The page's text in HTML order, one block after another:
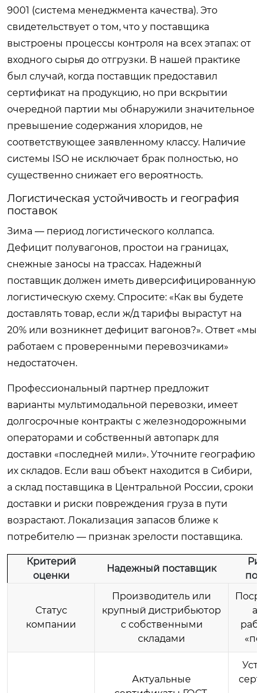
9001 (система менеджмента качества). Это
свидетельствует о том, что у поставщика
выстроены процессы контроля на всех этапах: от
входного сырья до отгрузки. В нашей практике
был случай, когда поставщик предоставил
сертификат на продукцию, но при вскрытии
очередной партии мы обнаружили значительное
превышение содержания хлоридов, не
соответствующее заявленному классу. Наличие
системы ISO не исключает брак полностью, но
существенно снижает его вероятность.
Логистическая устойчивость и география
поставок
Зима — период логистического коллапса.
Дефицит полувагонов, простои на границах,
снежные заносы на трассах. Надежный
поставщик должен иметь диверсифицированную
логистическую схему. Спросите: «Как вы будете
доставлять товар, если ж/д тарифы вырастут на
20% или возникнет дефицит вагонов?». Ответ «мы
работаем с проверенными перевозчиками»
недостаточен.
Профессиональный партнер предложит
варианты мультимодальной перевозки, имеет
долгосрочные контракты с железнодорожными
операторами и собственный автопарк для
доставки «последней мили». Уточните географию
их складов. Если ваш объект находится в Сибири,
а склад поставщика в Центральной России, сроки
доставки и риски повреждения груза в пути
возрастают. Локализация запасов ближе к
потребителю — признак зрелости поставщика.
Критерий
оценки
Надежный поставщик
Статус
компании
Производитель или
крупный дистрибьютор
с собственными
складами
Актуальные